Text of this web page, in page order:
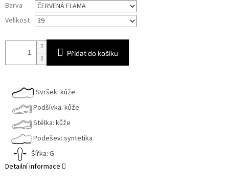
cena:
Barva
Velikost
Přidat do košíku
Svršek: kůže
Podšívka: kůže
Stélka: kůže
Podešev: syntetika
Šířka: G
Detailní informace